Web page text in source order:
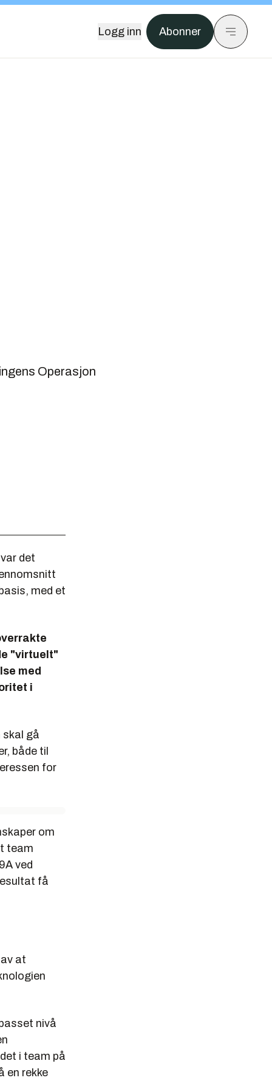
Logg inn Abonner
Operasjon
det
med et
"virtuelt"
med
i
skal gå
både til
for
om
team
ved
få
at
nivå
i team på
en rekke